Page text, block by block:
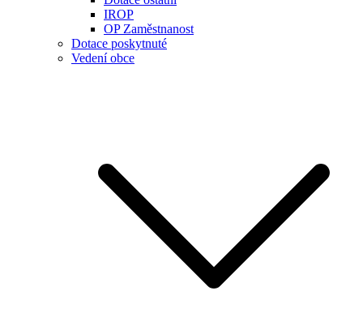
IROP
OP Zaměstnanost
Dotace poskytnuté
Vedení obce